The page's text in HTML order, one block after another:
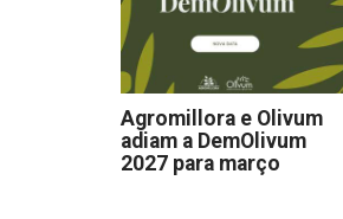
Agromillora e Olivum
adiam a DemOlivum
2027 para março